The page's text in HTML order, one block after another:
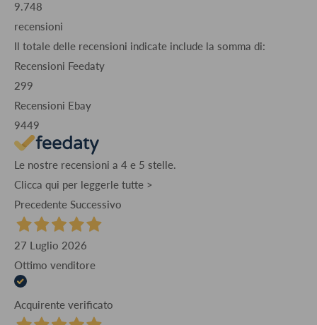
9.748
recensioni
Il totale delle recensioni indicate include la somma di:
Recensioni Feedaty
299
Recensioni Ebay
9449
Le nostre recensioni a 4 e 5 stelle.
Clicca qui per leggerle tutte >
Precedente Successivo
27 Luglio 2026
Ottimo venditore
Acquirente verificato